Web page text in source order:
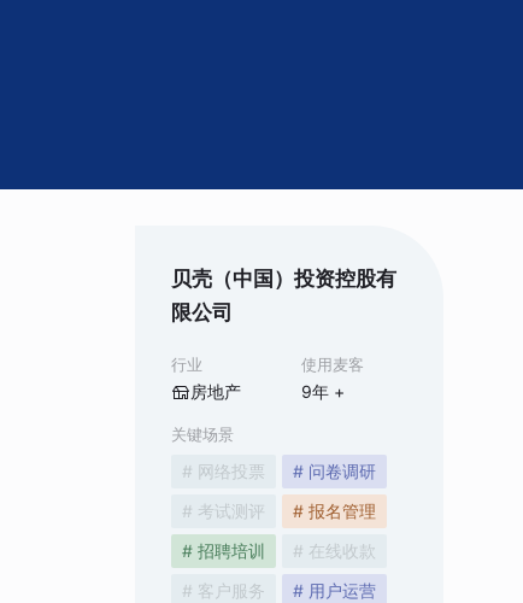
贝壳（中国）投资控股有
限公司
行业
房地产
使用麦客
9年 +
关键场景
# 网络投票
# 问卷调研
# 考试测评
# 报名管理
# 招聘培训
# 在线收款
# 客户服务
# 用户运营